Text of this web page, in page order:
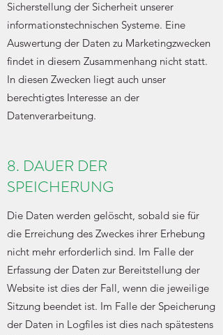
Sicherstellung der Sicherheit unserer
informationstechnischen Systeme. Eine
Auswertung der Daten zu Marketingzwecken
findet in diesem Zusammenhang nicht statt.
In diesen Zwecken liegt auch unser
berechtigtes Interesse an der
Datenverarbeitung.
8. DAUER DER
SPEICHERUNG
Die Daten werden gelöscht, sobald sie für
die Erreichung des Zweckes ihrer Erhebung
nicht mehr erforderlich sind. Im Falle der
Erfassung der Daten zur Bereitstellung der
Website ist dies der Fall, wenn die jeweilige
Sitzung beendet ist. Im Falle der Speicherung
der Daten in Logfiles ist dies nach spätestens